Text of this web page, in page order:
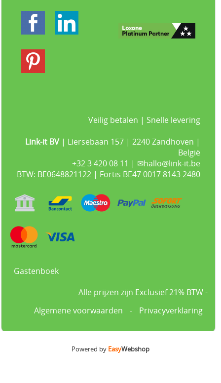
Veilig betalen | Snelle levering
Link-it BV | Liersebaan 157 | 2240 Zandhoven |
België
+32 3 420 08 11 | ✉hallo@link-it.be
BTW: BE0648821122 | Fortis BE47 0017 8143 2480
Gastenboek
Alle prijzen zijn Exclusief 21% BTW -
Algemene voorwaarden
- Privacyverklaring
Powered by EasyWebshop